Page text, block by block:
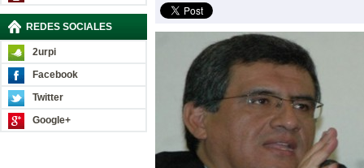
REDES SOCIALES
2urpi
Facebook
Twitter
Google+